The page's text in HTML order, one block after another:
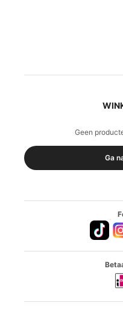
Geen
Ga